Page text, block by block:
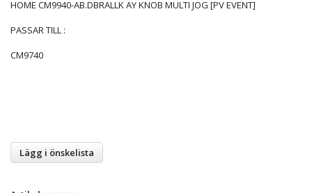
HOME CM9940-AB.DBRALLK AY KNOB MULTI JOG [PV EVENT]
PASSAR TILL :
CM9740
Lägg i önskelista